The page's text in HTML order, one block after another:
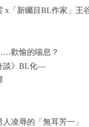
x「新矚目BL作家」王
歡愉的喘息？
談》BL化—
凌辱的「無耳芳一」